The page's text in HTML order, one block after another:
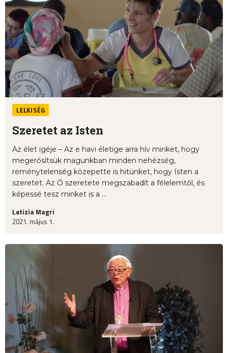
LELKISÉG
Szeretet az Isten
Az élet igéje – Az e havi életige arra hív minket, hogy
megerősítsük magunkban minden nehézség,
reménytelenség közepette is hitünket, hogy Isten a
szeretet. Az Ő szeretete megszabadít a félelemtől, és
képessé tesz minket is a ...
Letizia Magri
2021. május 1.